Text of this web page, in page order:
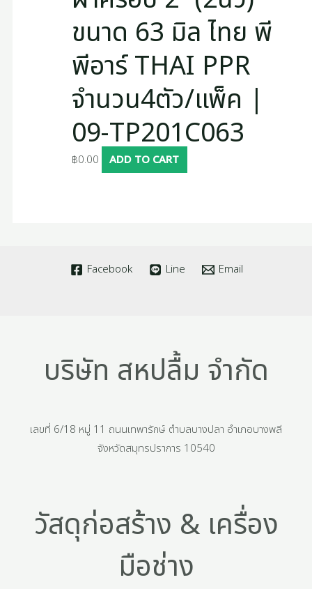
ขนาด 63 มิล ไทย พี
พีอาร์ THAI PPR
จำนวน4ตัว/แพ็ค |
09-TP201C063
฿0.00 ADD TO CART
Facebook Line Email
บริษัท สหปลื้ม จำกัด
เลขที่ 6/18 หมู่ 11 ถนนเทพารักษ์ ตำบลบางปลา อำเภอบางพลี
จังหวัดสมุทรปราการ 10540
วัสดุก่อสร้าง & เครื่อง
มือช่าง